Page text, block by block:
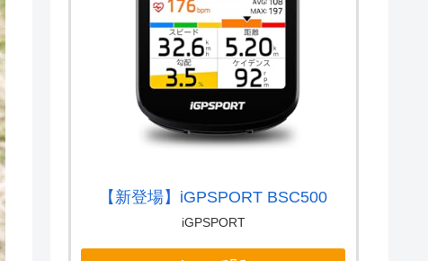
【新登場】iGPSPORT BSC500
iGPSPORT